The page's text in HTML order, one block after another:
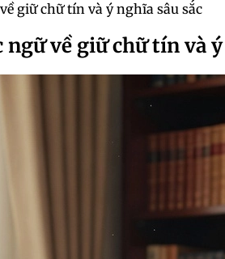
giữ chữ tín và ý nghĩa sâu sắc
ngữ về giữ chữ tín và